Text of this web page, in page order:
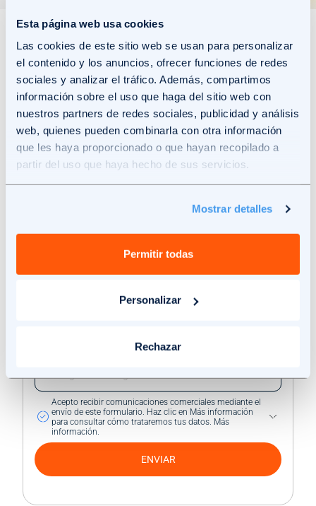
Esta página web usa cookies
Las cookies de este sitio web se usan para personalizar
el contenido y los anuncios, ofrecer funciones de redes
sociales y analizar el tráfico. Además, compartimos
información sobre el uso que haga del sitio web con
nuestros partners de redes sociales, publicidad y análisis
web, quienes pueden combinarla con otra información
que les haya proporcionado o que hayan recopilado a
partir del uso que haya hecho de sus servicios.
Mostrar detalles
Permitir todas
Personalizar
Rechazar
¿Tu amigo te ha recomendado
Solar360? ¡Indícanos su código!
Rellena el formulario e indícanos el código
personal de tu amigo para que podamos hacerte
una oferta personalizada. Si acabas instalando tus
paneles solares con nosotros, recibirás un
descuento de 360€.
Acepto recibir comunicaciones comerciales mediante el
envío de este formulario. Haz clic en Más información
para consultar cómo trataremos tus datos. Más
información.
ENVIAR